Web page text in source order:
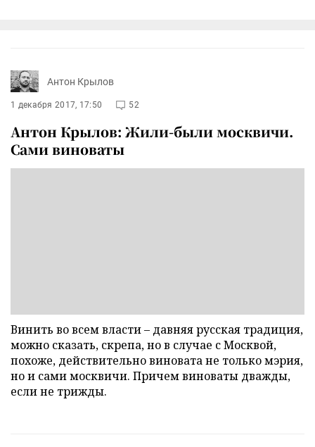
Антон Крылов
1 декабря 2017, 17:50 52
Антон Крылов: Жили-были москвичи.
Сами виноваты
Винить во всем власти – давняя русская традиция,
можно сказать, скрепа, но в случае с Москвой,
похоже, действительно виновата не только мэрия,
но и сами москвичи. Причем виноваты дважды,
если не трижды.